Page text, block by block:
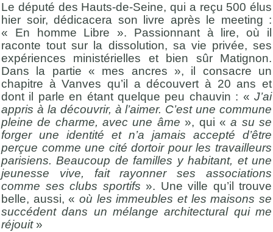
Le député des Hauts-de-Seine, qui a reçu 500 élus
hier soir, dédicacera son livre après le meeting :
« En homme Libre ». Passionnant à lire, où il
raconte tout sur la dissolution, sa vie privée, ses
expériences ministérielles et bien sûr Matignon.
Dans la partie « mes ancres », il consacre un
chapitre à Vanves qu’il a découvert à 20 ans et
dont il parle en étant quelque peu chauvin : « J’ai
appris à la découvrir, à l’aimer. C’est une commune
pleine de charme, avec une âme », qui «a su se
forger une identité et n’a jamais accepté d’être
perçue comme une cité dortoir pour les travailleurs
parisiens. Beaucoup de familles y habitant, et une
jeunesse vive, fait rayonner ses associations
comme ses clubs sportifs ». Une ville qu’il trouve
belle, aussi, « où les immeubles et les maisons se
succédent dans un mélange architectural qui me
réjouit»